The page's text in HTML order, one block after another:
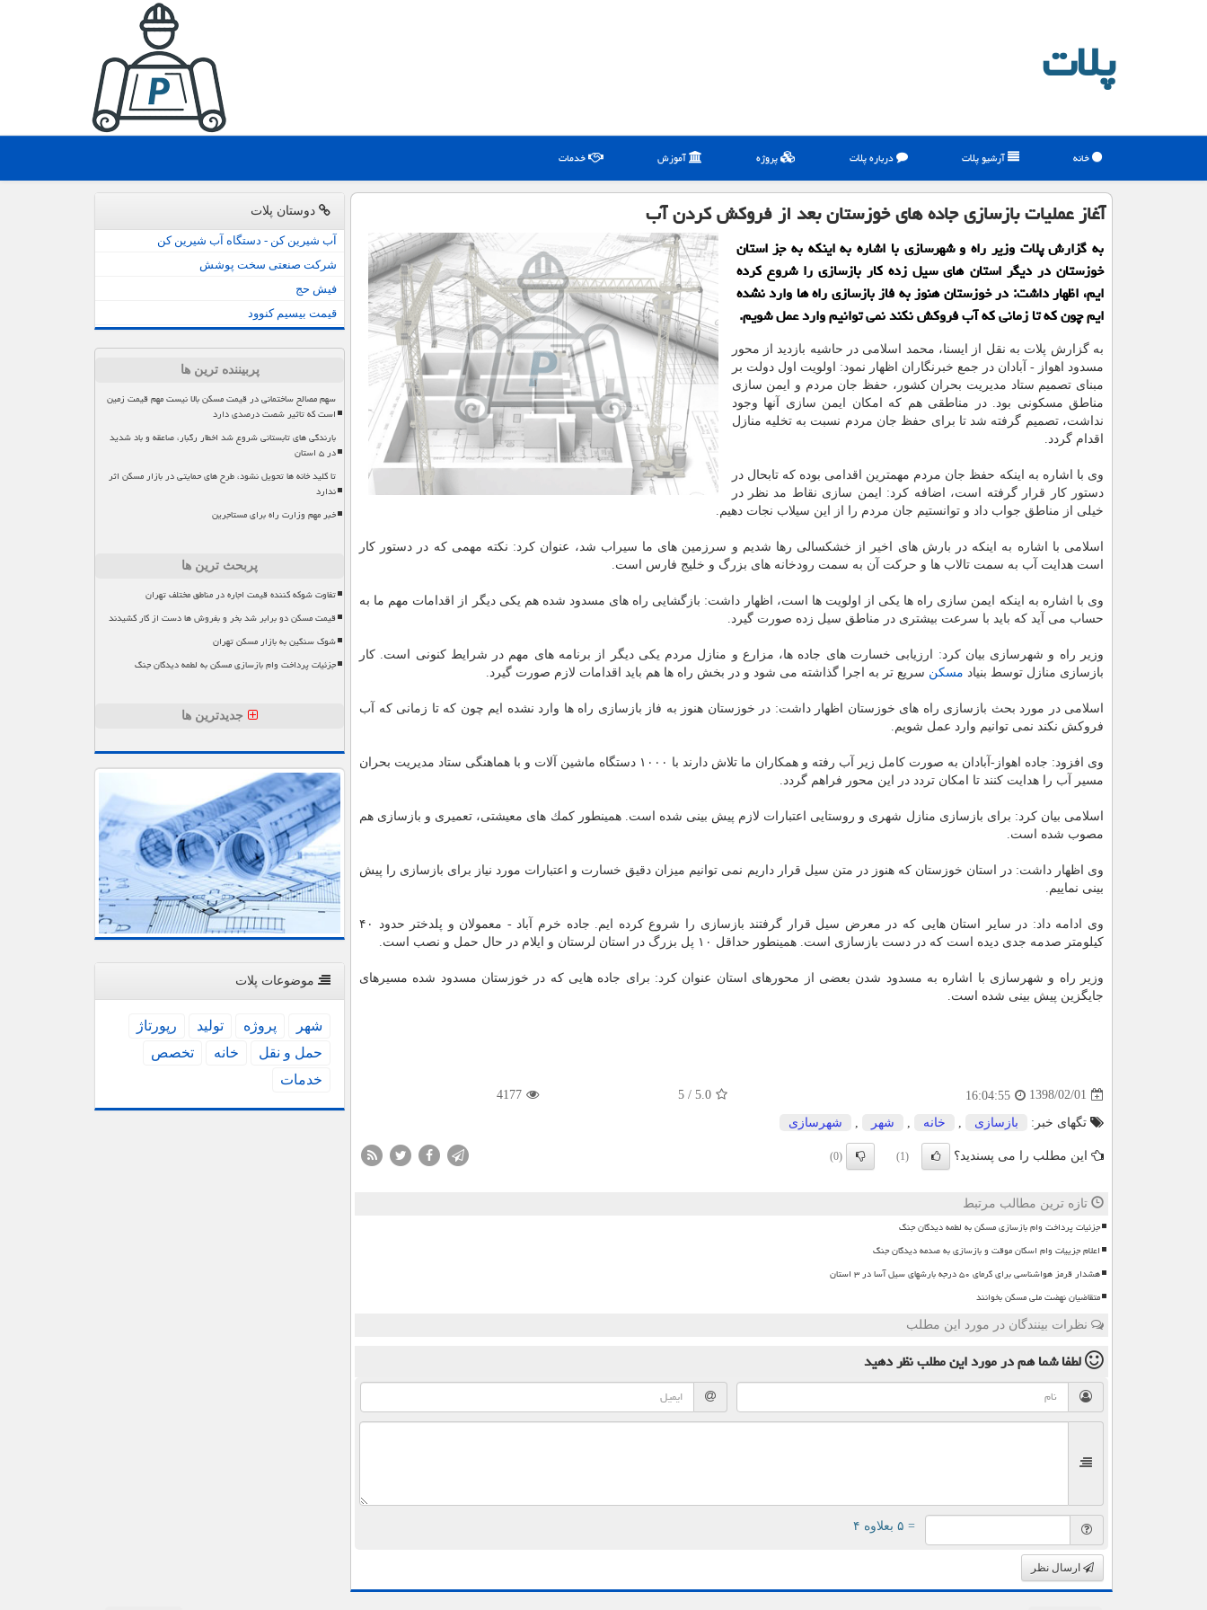
پلات
خانه آرشیو پلات درباره پلات پروژه آموزش خدمات
آغاز عملیات بازسازی جاده های خوزستان بعد از فروكش كردن آب
به گزارش پلات وزیر راه و شهرسازی با اشاره به اینكه به جز استان
خوزستان در دیگر استان های سیل زده كار بازسازی را شروع كرده
ایم، اظهار داشت: در خوزستان هنوز به فاز بازسازی راه ها وارد نشده
ایم چون كه تا زمانی كه آب فروكش نكند نمی توانیم وارد عمل شویم.
به گزارش پلات به نقل از ایسنا، محمد اسلامی در حاشیه بازدید از محور
مسدود اهواز - آبادان در جمع خبرنگاران اظهار نمود: اولویت اول دولت بر
مبنای تصمیم ستاد مدیریت بحران كشور، حفظ جان مردم و ایمن سازی
مناطق مسكونی بود. در مناطقی هم كه امكان ایمن سازی آنها وجود
نداشت، تصمیم گرفته شد تا برای حفظ جان مردم نسبت به تخلیه منازل
اقدام گردد.
وی با اشاره به اینكه حفظ جان مردم مهمترین اقدامی بوده كه تابحال در
دستور كار قرار گرفته است، اضافه كرد: ایمن سازی نقاط مد نظر در
خیلی از مناطق جواب داد و توانستیم جان مردم را از این سیلاب نجات دهیم.
اسلامی با اشاره به اینكه در بارش های اخیر از خشكسالی رها شدیم و سرزمین های ما سیراب شد، عنوان كرد: نكته مهمی كه در دستور كار
است هدایت آب به سمت تالاب ها و حركت آن به سمت رودخانه های بزرگ و خلیج فارس است.
وی با اشاره به اینكه ایمن سازی راه ها یكی از اولویت ها است، اظهار داشت: بازگشایی راه های مسدود شده هم یكی دیگر از اقدامات مهم ما به
حساب می آید كه باید با سرعت بیشتری در مناطق سیل زده صورت گیرد.
وزیر راه و شهرسازی بیان كرد: ارزیابی خسارت های جاده ها، مزارع و منازل مردم یكی دیگر از برنامه های مهم در شرایط كنونی است. كار
بازسازی منازل توسط بنیاد مسكن سریع تر به اجرا گذاشته می شود و در بخش راه ها هم باید اقدامات لازم صورت گیرد.
اسلامی در مورد بحث بازسازی راه های خوزستان اظهار داشت: در خوزستان هنوز به فاز بازسازی راه ها وارد نشده ایم چون كه تا زمانی كه آب
فروكش نكند نمی توانیم وارد عمل شویم.
وی افزود: جاده اهواز-آبادان به صورت كامل زیر آب رفته و همكاران ما تلاش دارند با ۱۰۰۰ دستگاه ماشین آلات و با هماهنگی ستاد مدیریت بحران
مسیر آب را هدایت كنند تا امكان تردد در این محور فراهم گردد.
اسلامی بیان كرد: برای بازسازی منازل شهری و روستایی اعتبارات لازم پیش بینی شده است. همینطور كمك های معیشتی، تعمیری و بازسازی هم
مصوب شده است.
وی اظهار داشت: در استان خوزستان كه هنوز در متن سیل قرار داریم نمی توانیم میزان دقیق خسارت و اعتبارات مورد نیاز برای بازسازی را پیش
بینی نماییم.
وی ادامه داد: در سایر استان هایی كه در معرض سیل قرار گرفتند بازسازی را شروع كرده ایم. جاده خرم آباد - معمولان و پلدختر حدود ۴۰
كیلومتر صدمه جدی دیده است كه در دست بازسازی است. همینطور حداقل ۱۰ پل بزرگ در استان لرستان و ایلام در حال حمل و نصب است.
وزیر راه و شهرسازی با اشاره به مسدود شدن بعضی از محورهای استان عنوان كرد: برای جاده هایی كه در خوزستان مسدود شده مسیرهای
جایگزین پیش بینی شده است.
1398/02/01
16:04:55
5.0
/
5
4177
تگهای خبر: بازسازی خانه شهر شهرسازی
این مطلب را می پسندید؟ (1)
(0)
تازه ترین مطالب مرتبط
جزئیات پرداخت وام بازسازی مسکن به لطمه دیدگان جنگ
اعلام جزییات وام اسکان موقت و بازسازی به صدمه دیدگان جنگ
هشدار قرمز هواشناسی برای گرمای ۵۰ درجه بارشهای سیل آسا در ۳ استان
متقاضیان نهضت ملی مسکن بخوانند
نظرات بینندگان در مورد این مطلب
لطفا شما همدر مورد این مطلبنظر دهید
= ۵ بعلاوه ۴
ارسال نظر
دوستان پلات
آب شیرین کن - دستگاه آب شیرین کن
شرکت صنعتی سخت پوشش
فیش حج
قیمت بیسیم کنوود
پربیننده ترین ها
سهم مصالح ساختمانی در قیمت مسکن بالا نیست مهم قیمت زمین
است که تاثیر شصت درصدی دارد
بارندگی های تابستانی شروع شد اخطار رگبار، صاعقه و باد شدید
در ۵ استان
تا کلید خانه ها تحویل نشود، طرح های حمایتی در بازار مسکن اثر
ندارد
خبر مهم وزارت راه برای مستاجرین
پربحث ترین ها
تفاوت شوکه کننده قیمت اجاره در مناطق مختلف تهران
قیمت مسکن دو برابر شد بخر و بفروش ها دست از کار کشیدند
شوک سنگین به بازار مسکن تهران
جزئیات پرداخت وام بازسازی مسکن به لطمه دیدگان جنگ
جدیدترین ها
موضوعات پلات
شهر پروژه تولید
رپورتاژ
حمل و نقل
خانه
تخصص
خدمات